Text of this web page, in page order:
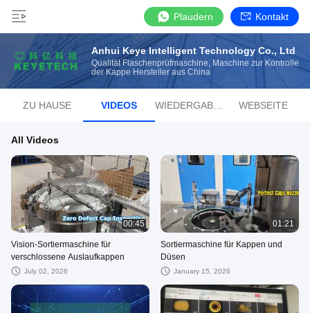
Plaudern Kontakt
Anhui Keye Intelligent Technology Co., Ltd
Qualität Flaschenprüfmaschine, Maschine zur Kontrolle
der Kappe Hersteller aus China
ZU HAUSE VIDEOS WEBSEITE
All Videos
00:45
Vision-Sortiermaschine für
verschlossene Auslaufkappen
July 02, 2026
01:21
Sortiermaschine für Kappen und
Düsen
January 15, 2026